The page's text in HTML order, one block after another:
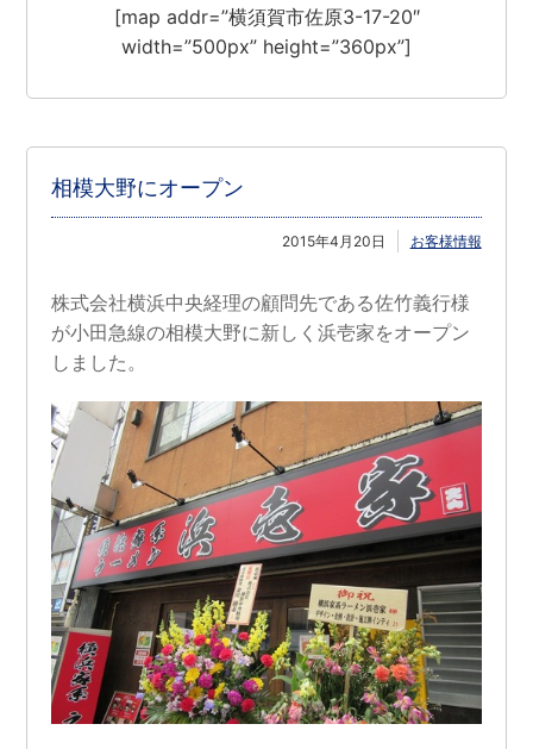
[map addr=”横須賀市佐原3-17-20″
width=”500px” height=”360px”]
相模大野にオープン
2015年4月20日 お客様情報
株式会社横浜中央経理の顧問先である佐竹義行様
が小田急線の相模大野に新しく浜壱家をオープン
しました。